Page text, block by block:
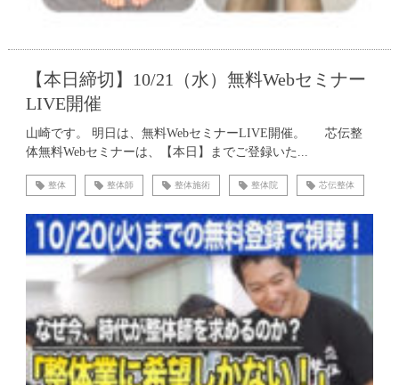
【本日締切】10/21（水）無料Webセミナー
LIVE開催
山崎です。 明日は、無料WebセミナーLIVE開催。 芯伝整
体無料Webセミナーは、【本日】までご登録いた...
整体 整体師 整体施術 整体院 芯伝整体